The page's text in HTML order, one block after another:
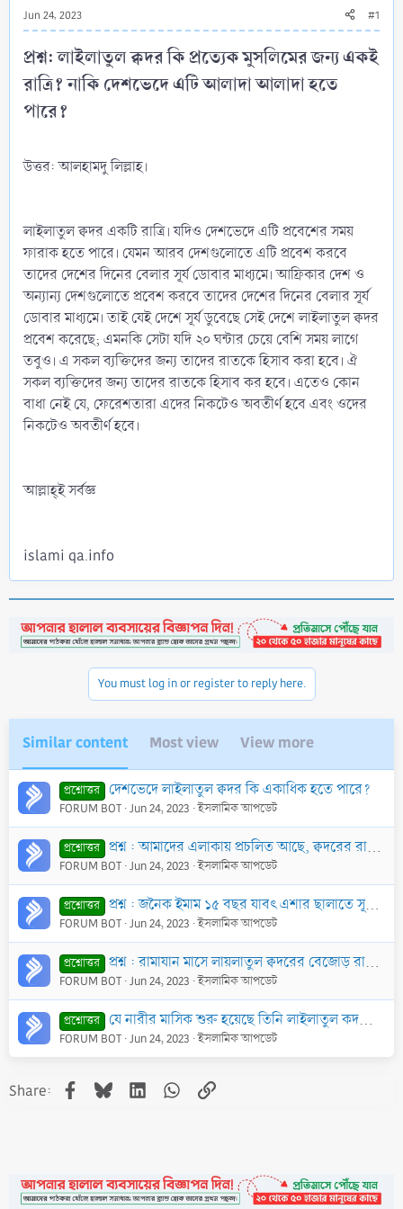
Jun 24, 2023 #1
প্রশ্ন: লাইলাতুল ক্বদর কি প্রত্যেক মুসলিমের জন্য একই
রাত্রি? নাকি দেশভেদে এটি আলাদা আলাদা হতে
পারে?​
উত্তর: আলহামদু লিল্লাহ।
লাইলাতুল ক্বদর একটি রাত্রি। যদিও দেশভেদে এটি প্রবেশের সময়
ফারাক হতে পারে। যেমন আরব দেশগুলোতে এটি প্রবেশ করবে
তাদের দেশের দিনের বেলার সূর্য ডোবার মাধ্যমে। আফ্রিকার দেশ ও
অন্যান্য দেশগুলোতে প্রবেশ করবে তাদের দেশের দিনের বেলার সূর্য
ডোবার মাধ্যমে। তাই যেই দেশে সূর্য ডুবেছে সেই দেশে লাইলাতুল ক্বদর
প্রবেশ করেছে; এমনকি সেটা যদি ২০ ঘন্টার চেয়ে বেশি সময় লাগে
তবুও। এ সকল ব্যক্তিদের জন্য তাদের রাতকে হিসাব করা হবে। ঐ
সকল ব্যক্তিদের জন্য তাদের রাতকে হিসাব কর হবে। এতেও কোন
বাধা নেই যে, ফেরেশতারা এদের নিকটেও অবতীর্ণ হবে এবং ওদের
নিকটেও অবতীর্ণ হবে।
আল্লাহ্‌ই সর্বজ্ঞ
islami qa.info
You must log in or register to reply here.
Similar content Most view View more
প্রশ্নোত্তর দেশভেদে লাইলাতুল ক্বদর কি একাধিক হতে পারে?
FORUM BOT Jun 24, 2023 ইসলামিক আপডেট
প্রশ্নোত্তর প্রশ্ন : আমাদের এলাকায় প্রচলিত আছে, ক্বদরের রাতে সমস্ত সৃষ্টি আল্লাহকে সিজদা করে। এসময় জাগ্রত থেকে ইবাদতকারীগণই কেবল এদৃশ্য দেখতে পায়। একথার কোন সত্যত
FORUM BOT Jun 24, 2023 ইসলামিক আপডেট
প্রশ্নোত্তর প্রশ্ন : জনৈক ইমাম ১৫ বছর যাবৎ এশার ছালাতে সূরা তীন ও তাকাছুর এবং ফজরের ছালাতে সূরা ক্বদর ও কাফেরূন পাঠ করেন। তার বক্তব্য, এগুলি তিনি নিজের জন্য বেছে
FORUM BOT Jun 24, 2023 ইসলামিক আপডেট
প্রশ্নোত্তর প্রশ্ন : রামাযান মাসে লায়লাতুল ক্বদরের বেজোড় রাত্রিগুলোতে ওয়ায-নছীহত করে তারপর ইবাদত করা হয়। এই রাতে ওয়ায করে সময় ব্যয় করা কি হাদীছ সম্মত?
FORUM BOT Jun 24, 2023 ইসলামিক আপডেট
প্রশ্নোত্তর যে নারীর মাসিক শুরু হয়েছে তিনি লাইলাতুল কদরে কী কী ইবাদত করতে পারবেন?
FORUM BOT Jun 24, 2023 ইসলামিক আপডেট
Share: Facebook
BlueskyLinkedInWhatsApp
Link